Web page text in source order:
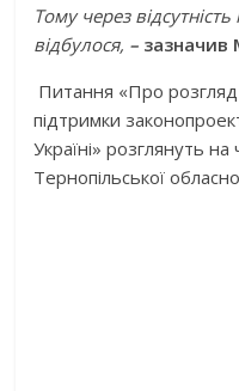
Тому через
відбулося, – зазначив
Питання «Про
підтримки
Україні» розглянуть на
Тернопільської